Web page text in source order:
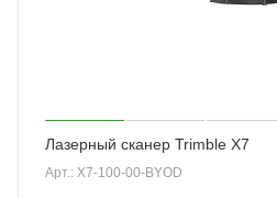
Лазерный сканер Trimble X7
Арт.: X7-100-00-BYOD